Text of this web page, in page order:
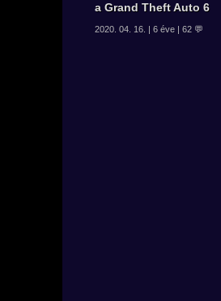
a Grand Theft Auto 6
2020. 04. 16. | 6 éve | 62 💬